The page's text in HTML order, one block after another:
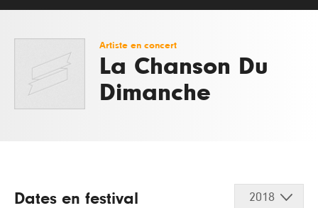
Artiste en concert
La Chanson Du
Dimanche
Dates en festival 2018